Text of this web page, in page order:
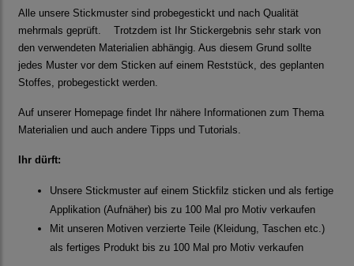
Alle unsere Stickmuster sind probegestickt und nach Qualität
mehrmals geprüft. Trotzdem ist Ihr Stickergebnis sehr stark von
den verwendeten Materialien abhängig. Aus diesem Grund sollte
jedes Muster vor dem Sticken auf einem Reststück, des geplanten
Stoffes, probegestickt werden.
Auf unserer Homepage findet Ihr nähere Informationen zum Thema
Materialien und auch andere Tipps und Tutorials.
Ihr dürft:
Unsere Stickmuster auf einem Stickfilz sticken und als fertige
Applikation (Aufnäher) bis zu 100 Mal pro Motiv verkaufen
Mit unseren Motiven verzierte Teile (Kleidung, Taschen etc.)
als fertiges Produkt bis zu 100 Mal pro Motiv verkaufen